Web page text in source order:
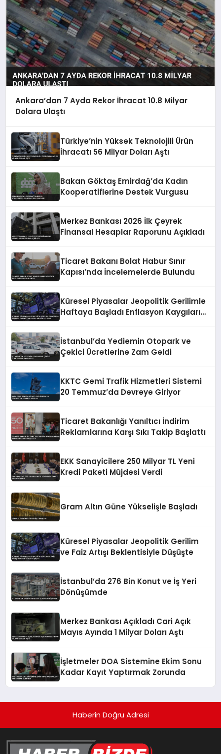
Ankara’dan 7 Ayda Rekor İhracat 10.8 Milyar
Dolara Ulaştı
Türkiye’nin Yüksek Teknolojili Ürün
İhracatı 56 Milyar Doları Aştı
Bakan Göktaş Emirdağ’da Kadın
Kooperatiflerine Destek Vurgusu
Merkez Bankası 2026 İlk Çeyrek
Finansal Hesaplar Raporunu Açıkladı
Ticaret Bakanı Bolat Habur Sınır
Kapısı’nda İncelemelerde Bulundu
Küresel Piyasalar Jeopolitik Gerilimle
Haftaya Başladı Enflasyon Kaygıları
İstanbul’da Yediemin Otopark ve
Çekici Ücretlerine Zam Geldi
KKTC Gemi Trafik Hizmetleri Sistemi
20 Temmuz’da Devreye Giriyor
Ticaret Bakanlığı Yanıltıcı İndirim
Reklamlarına Karşı Sıkı Takip Başlattı
EKK Sanayicilere 250 Milyar TL Yeni
Kredi Paketi Müjdesi Verdi
Gram Altın Güne Yükselişle Başladı
Küresel Piyasalar Jeopolitik Gerilim
ve Faiz Artışı Beklentisiyle Düşüşte
İstanbul’da 276 Bin Konut ve İş Yeri
Dönüşümde
Merkez Bankası Açıkladı Cari Açık
Mayıs Ayında 1 Milyar Doları Aştı
İşletmeler DOA Sistemine Ekim Sonu
Kadar Kayıt Yaptırmak Zorunda
Haberin Doğru Adresi